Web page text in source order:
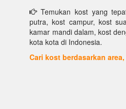
Temukan kost yang
putra, kost campur, kost
kamar mandi dalam, kost
kota kota di Indonesia.
Cari kost berdasarkan